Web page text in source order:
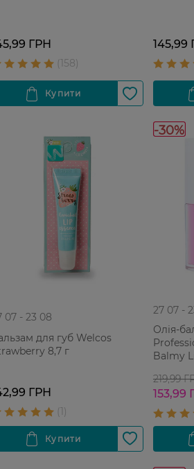
ГРН 145,99
07 - 23 08
для губ Welcos
8,7 г
ГРН
-30%
27 07 -
Олія-
Balmy
219,99
153,99